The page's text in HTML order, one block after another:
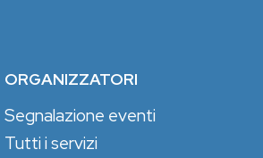
ORGANIZZATORI
Segnalazione eventi
Tutti i servizi